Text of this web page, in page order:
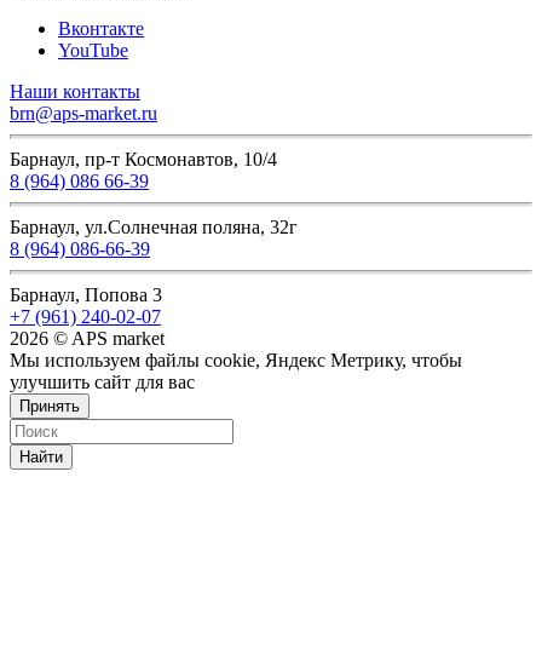
Вконтакте
YouTube
Наши контакты
brn@aps-market.ru
Барнаул, пр-т Космонавтов, 10/4
8 (964) 086 66-39
Барнаул, ул.Солнечная поляна, 32г
8 (964) 086-66-39
Барнаул, Попова 3
+7 (961) 240-02-07
2026 © APS market
Мы используем файлы cookie, Яндекс Метрику, чтобы
улучшить сайт для вас
Принять
Найти